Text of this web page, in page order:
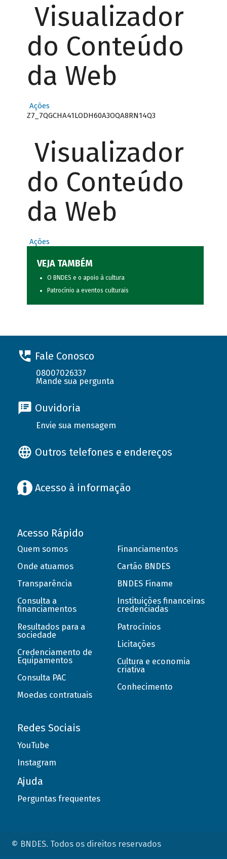
Visualizador
do Conteúdo
da Web
Ações
Z7_7QGCHA41LODH60A3OQA8RN14Q3
Visualizador
do Conteúdo
da Web
Ações
VEJA TAMBÉM
O BNDES e o apoio à cultura
Patrocínio a eventos culturais
Fale Conosco
08007026337
Mande sua pergunta
Ouvidoria
Envie sua mensagem
Outros telefones e endereços
Acesso à informação
Acesso Rápido
Quem somos
Onde atuamos
Transparência
Consulta a
financiamentos
Resultados para a
sociedade
Credenciamento de
Equipamentos
Consulta PAC
Moedas contratuais
Financiamentos
Cartão BNDES
BNDES Finame
Instituições financeiras
credenciadas
Patrocínios
Licitações
Cultura e economia
criativa
Conhecimento
Redes Sociais
YouTube
Instagram
Ajuda
Perguntas frequentes
© BNDES. Todos os direitos reservados